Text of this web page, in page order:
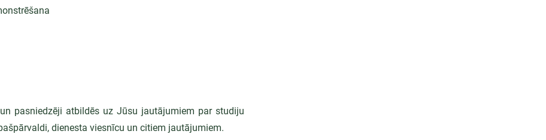
pasniedzēji atbildēs uz Jūsu jautājumiem par studiju
dienesta viesnīcu un citiem jautājumiem.